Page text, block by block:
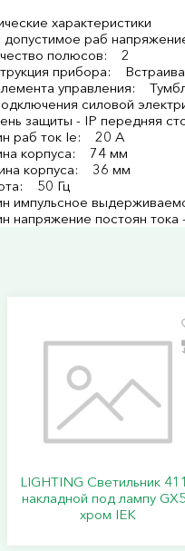
характеристики
допустимое раб
полюсов: 2
прибора:
управления:
силовой
защиты - IP передняя
раб ток Ie: 20 А
корпуса: 74 мм
корпуса: 36 мм
50 Гц
импульсное
напряжение постоян
LIGHTING Светильник
накладной под лампу
хром IEK